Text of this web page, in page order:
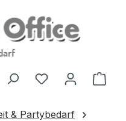
& Partybedarf